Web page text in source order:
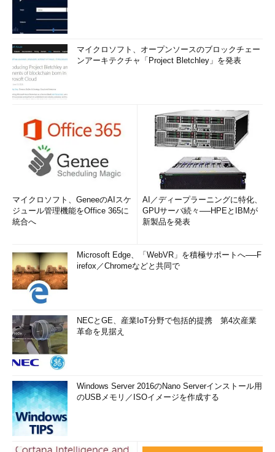
マイクロソフト、オープンソースのブロックチェー
ンアーキテクチャ「Project Bletchley」を発表
マイクロソフト、GeneeのAIスケ
ジュール管理機能をOffice 365に
統合へ
AI／ディープラーニングに特化、
GPUサーバ続々──HPEとIBMが
新製品を発表
Microsoft Edge、「WebVR」を積極サポートへ──F
irefox／Chromeなどと共同で
NECとGE、産業IoT分野で包括的提携 第4次産業
革命を見据え
Windows Server 2016のNano Serverインストール用
のUSBメモリ／ISOイメージを作成する